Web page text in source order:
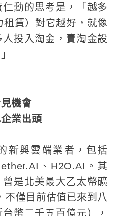
勳的思考是，「越多
租賃）對它越好，就像
投入淘金，賣淘金設
機會
業出頭
新興雲端業者，包括
、H2O.AI。其
是北美最大乙太幣礦
不僅目前估值已來到八
幣二千五百億元），